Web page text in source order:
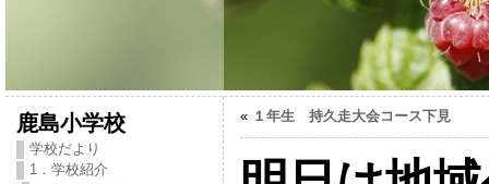
鹿島小学校
学校だより
1．学校紹介
« １年生 持久走大会コース下見